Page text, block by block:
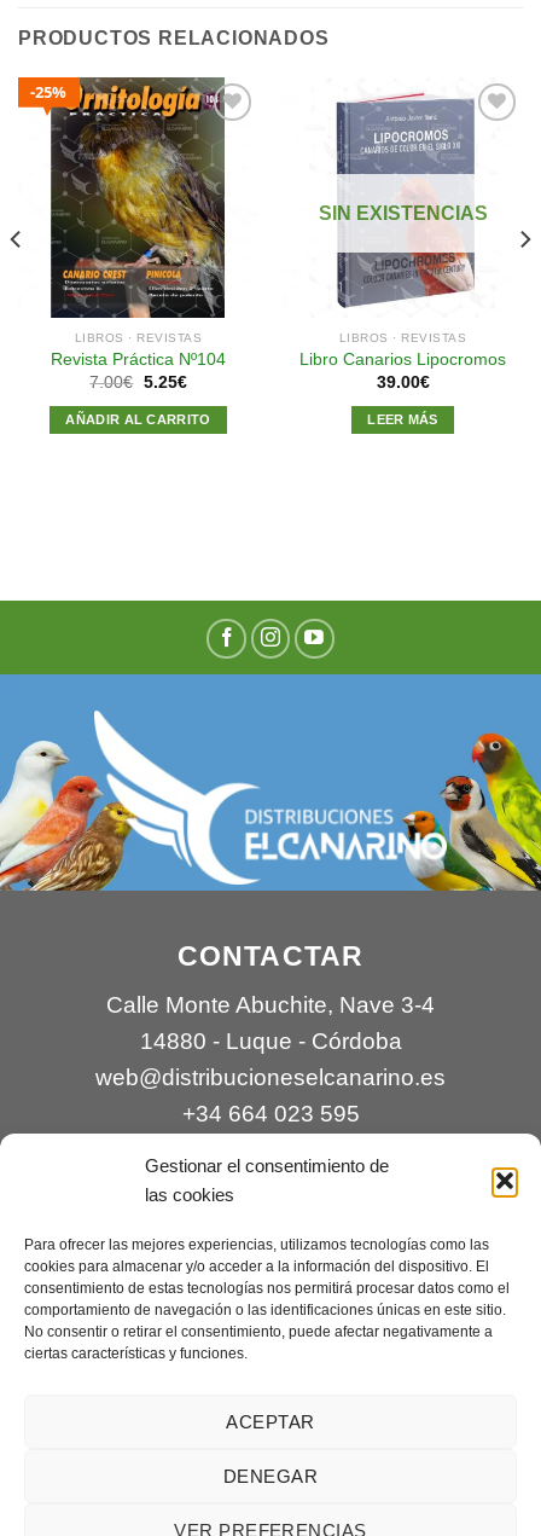
Gestionar el consentimiento de
las cookies
Para ofrecer las mejores experiencias, utilizamos tecnologías como las
cookies para almacenar y/o acceder a la información del dispositivo. El
consentimiento de estas tecnologías nos permitirá procesar datos como el
comportamiento de navegación o las identificaciones únicas en este sitio.
No consentir o retirar el consentimiento, puede afectar negativamente a
ciertas características y funciones.
ACEPTAR
DENEGAR
VER PREFERENCIAS
PRODUCTOS RELACIONADOS
Añadir
a la
lista de
deseos
LIBROS · REVISTAS
Revista Práctica Nº104
7.00€ El
original
era:
5.25€El
actual
es:
AÑADIR AL CARRITO
lista de
SIN EXISTENCIAS
LIBROS · REVISTAS
Libro Canarios Lipocromos
39.00€
LEER MÁS
CONTACTAR
Calle Monte Abuchite, Nave 3-4
14880 - Luque - Córdoba
web@distribucioneselcanarino.es
+34 664 023 595
Contacto|Incidencias|Devoluciones |
Condiciones generales
Mantenimiento web a cargo deCreaciones Digitales – mantenimiento web
Política de privacidad |Condiciones generales de
25%